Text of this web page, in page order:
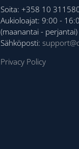
Soita: +358 10
Aukioloajat: 9:00 -
(maanantai - perjantai)
Sähköposti:
Privacy Policy